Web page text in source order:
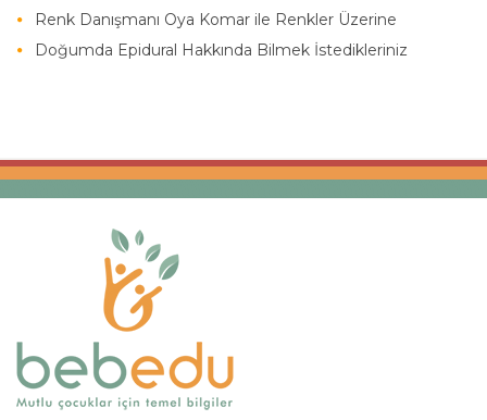
Renk Danışmanı Oya Komar ile Renkler Üzerine
Doğumda Epidural Hakkında Bilmek İstedikleriniz